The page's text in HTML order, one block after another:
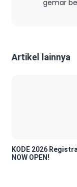
gemar
Artikel lainnya
KODE 2026
NOW OPEN!